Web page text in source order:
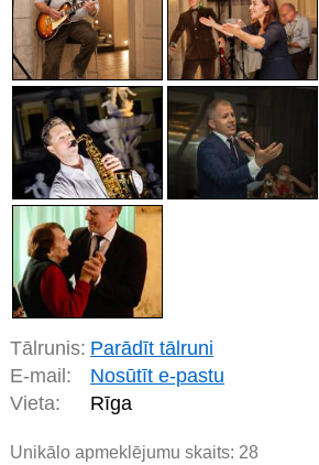
Tālrunis: Parādīt tālruni
E-mail:
Nosūtīt e-pastu
Vieta:
Rīga
Unikālo apmeklējumu skaits: 28